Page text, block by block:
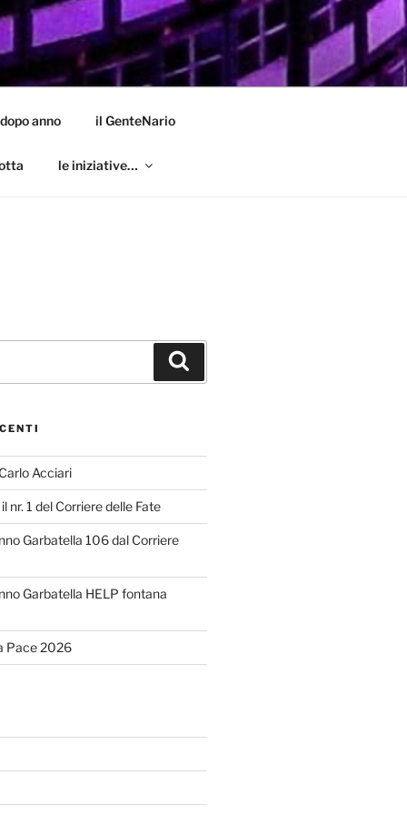
anno il GenteNario
le iniziative…
Acciari
nr. 1 del Corriere delle Fate
Garbatella 106 dal Corriere
Garbatella HELP fontana
Pace 2026